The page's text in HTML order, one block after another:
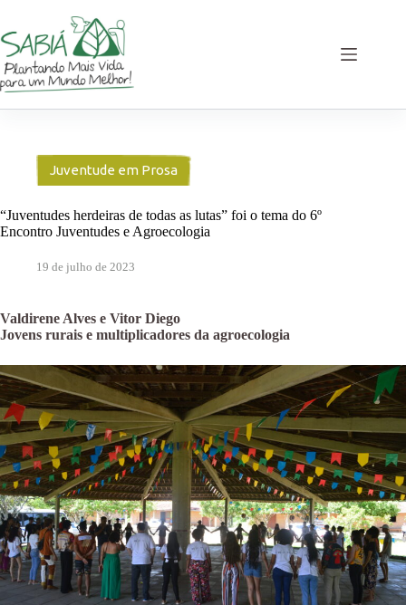
o
conteúdo
Juventude em Prosa
“Juventudes herdeiras de todas as lutas” foi o tema do 6º
Encontro Juventudes e Agroecologia
19 de julho de 2023
Valdirene Alves e Vitor Diego
Jovens rurais e multiplicadores da agroecologia